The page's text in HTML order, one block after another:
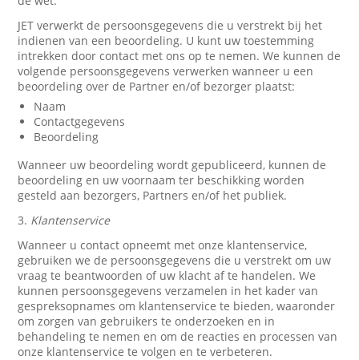
JET verwerkt de persoonsgegevens die u verstrekt bij het
indienen van een beoordeling. U kunt uw toestemming
intrekken door contact met ons op te nemen. We kunnen de
volgende persoonsgegevens verwerken wanneer u een
beoordeling over de Partner en/of bezorger plaatst:
Naam
Contactgegevens
Beoordeling
Wanneer uw beoordeling wordt gepubliceerd, kunnen de
beoordeling en uw voornaam ter beschikking worden
gesteld aan bezorgers, Partners en/of het publiek.
3. Klantenservice
Wanneer u contact opneemt met onze klantenservice,
gebruiken we de persoonsgegevens die u verstrekt om uw
vraag te beantwoorden of uw klacht af te handelen. We
kunnen persoonsgegevens verzamelen in het kader van
gespreksopnames om klantenservice te bieden, waaronder
om zorgen van gebruikers te onderzoeken en in
behandeling te nemen en om de reacties en processen van
onze klantenservice te volgen en te verbeteren.